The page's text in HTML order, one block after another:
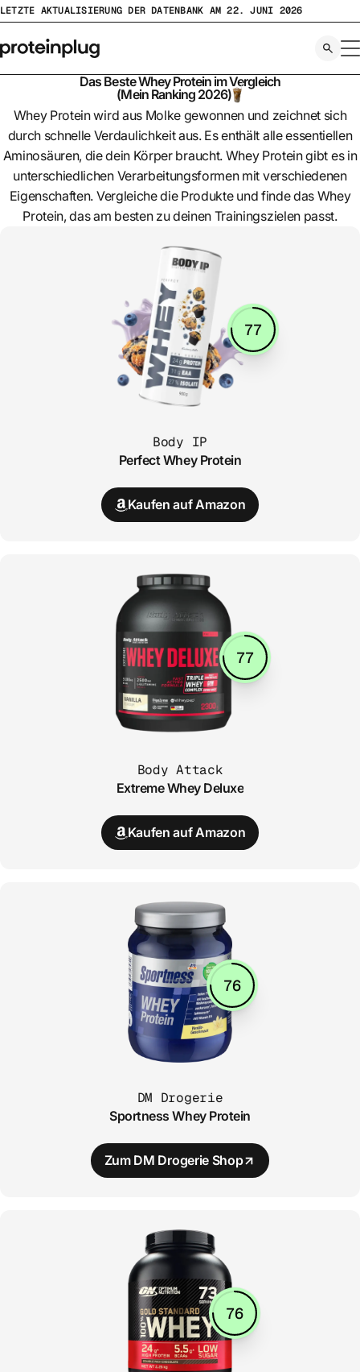
Zum
springen
LETZTE AKTUALISIERUNG DER DATENBANK AM 22. JUNI 2026
Das Beste Whey Protein im Vergleich
(Mein Ranking 2026)🧋
Whey Protein wird aus Molke gewonnen und zeichnet sich
durch schnelle Verdaulichkeit aus. Es enthält alle essentiellen
Aminosäuren, die dein Körper braucht. Whey Protein gibt es in
unterschiedlichen Verarbeitungsformen mit verschiedenen
Eigenschaften. Vergleiche die Produkte und finde das Whey
Protein, das am besten zu deinen Trainingszielen passt.
77
Body IP
Perfect Whey Protein
Kaufen auf Amazon
77
Body Attack
Extreme Whey Deluxe
Kaufen auf Amazon
76
DM Drogerie
Sportness Whey Protein
Zum DM DrogerieShop
76